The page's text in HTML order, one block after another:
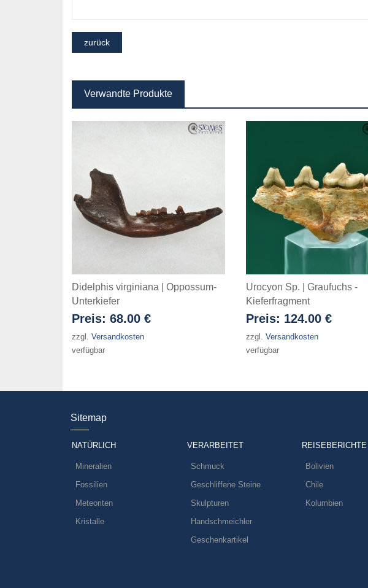
Verwandte Produkte
Didelphis virginiana | Oppossum-
Unterkiefer
Preis: 68.00 €
zzgl. Versandkosten
verfügbar
Urocyon Sp. | Graufuchs -
Kieferfragment
Preis: 124.00 €
zzgl. Versandkosten
verfügbar
Sitemap
NATÜRLICH
Mineralien
Fossilien
Meteoriten
Kristalle
VERARBEITET
Schmuck
Geschliffene Steine
Skulpturen
Handschmeichler
Geschenkartikel
REISEBERICHTE
Bolivien
Chile
Kolumbien